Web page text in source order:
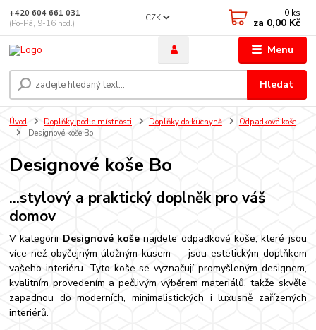
Menu
CZK
Hledat
+420 604 661 031
(Po-Pá, 9-16 hod.)
0 ks
za 0,00 Kč
Úvod Doplňky podle místnosti Doplňky do kuchyně
Odpadkové koše
Designové koše Bo
Designové koše Bo
...stylový a praktický doplněk pro váš
domov
V kategorii Designové koše najdete odpadkové koše, které jsou
více než obyčejným úložným kusem — jsou estetickým doplňkem
vašeho interiéru. Tyto koše se vyznačují promyšleným designem,
kvalitním provedením a pečlivým výběrem materiálů, takže skvěle
zapadnou do moderních, minimalistických i luxusně zařízených
interiérů.